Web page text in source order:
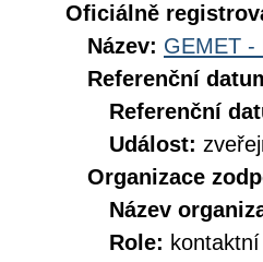
Oficiálně
Název: GEMET -
Referenční
Referenční
Událost:
Organizace
Název
Role: kontaktní